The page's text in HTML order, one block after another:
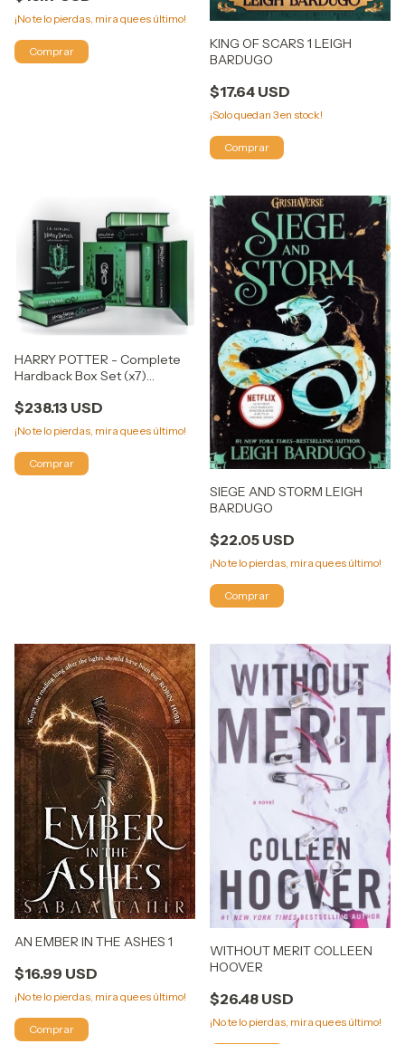
¡No te lo pierdas, mira que es último!
KING OF SCARS 1 LEIGH
BARDUGO
$17.64 USD
¡Solo quedan 3en stock!
HARRY POTTER - Complete
Hardback Box Set (x7)
$238.13 USD
¡No te lo pierdas, mira que es último!
SIEGE AND STORM LEIGH
BARDUGO
$22.05 USD
¡No te lo pierdas, mira que es último!
AN EMBER IN THE ASHES 1
$16.99 USD
¡No te lo pierdas, mira que es último!
WITHOUT MERIT COLLEEN
HOOVER
$26.48 USD
¡No te lo pierdas, mira que es último!